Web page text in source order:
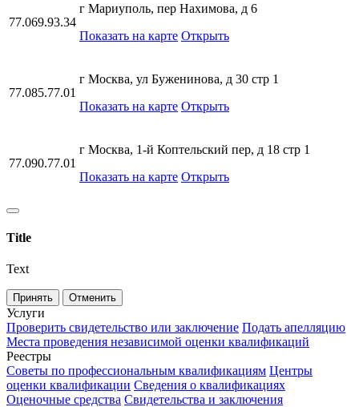
77.069.93.34
г Мариуполь, пер Нахимова, д 6
Показать на карте Открыть
77.085.77.01
г Москва, ул Буженинова, д 30 стр 1
Показать на карте Открыть
77.090.77.01
г Москва, 1-й Коптельский пер, д 18 стр 1
Показать на карте Открыть
Title
Text
Принять Отменить
Услуги
Проверить свидетельство или заключение Подать апелляцию
Места проведения независимой оценки квалификаций
Реестры
Советы по профессиональным квалификациям Центры
оценки квалификации Сведения о квалификациях
Оценочные средства Свидетельства и заключения